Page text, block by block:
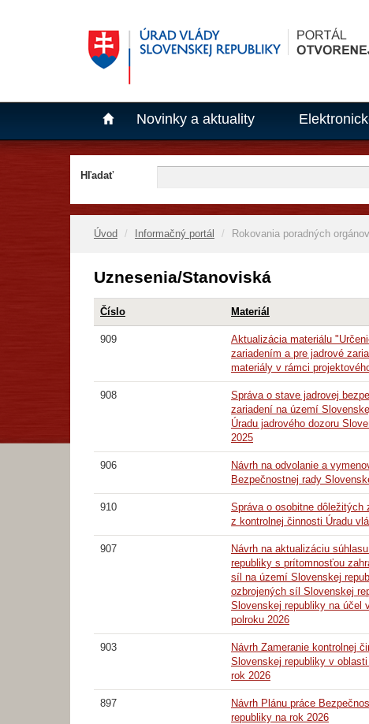
Novinky a aktuality
Hľadať
Úvod Informačný portál Rokovania poradných orgánov
Uznesenia/Stanoviská
Číslo Materiál
909
Aktualizácia materiálu
zariadením a pre jadrové
materiály v rámci
908
Správa o stave jadrovej
zariadení na území
Úradu jadrového dozoru
2025
906
Návrh na odvolanie a
Bezpečnostnej rady
910
Správa o osobitne dôležitých
z kontrolnej činnosti Úradu
907
Návrh na aktualizáciu
republiky s prítomnosťou
síl na území Slovenskej
ozbrojených síl Slovenskej
Slovenskej republiky na účel
polroku 2026
903
Návrh Zameranie kontrolnej
Slovenskej republiky v
rok 2026
897
Návrh Plánu práce
republiky na rok 2026